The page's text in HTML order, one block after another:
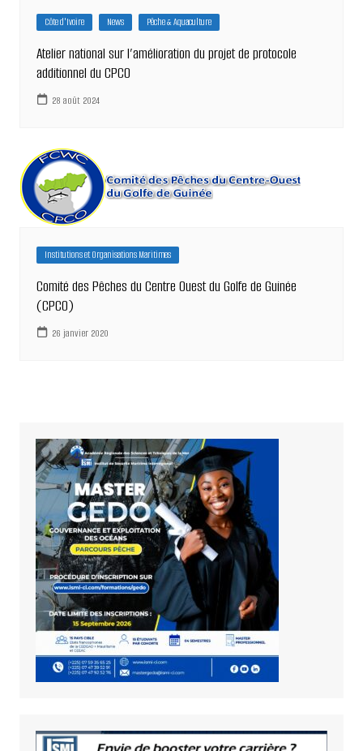
Côte d'Ivoire News Pêche & Aquaculture
Atelier national sur l’amélioration du projet de protocole
additionnel du CPCO
28 août 2024
Institutions et Organisations Maritimes
Comité des Pêches du Centre Ouest du Golfe de Guinée
(CPCO)
26 janvier 2020